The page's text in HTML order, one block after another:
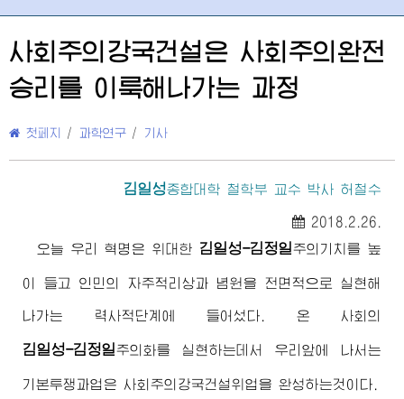
사회주의강국건설은 사회주의완전
승리를 이룩해나가는 과정
첫페지 / 과학연구 / 기사
김일성종합대학 철학부 교수 박사 허철수
2018.2.26.
오늘 우리 혁명은 위대한 김일성-김정일주의 기치를 높
이 들고 인민의 자주적리상과 념원을 전면적으로 실현해
나가는 력사적단계에 들어섰다. 온 사회의
김일성-김정일주의 화를 실현하는데서 우리앞에 나서는
기본투쟁과업은 사회주의강국건설위업을 완성하는것이다.